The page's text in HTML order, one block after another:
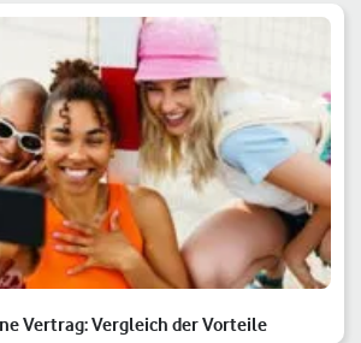
Vertrag: Vergleich der Vorteile